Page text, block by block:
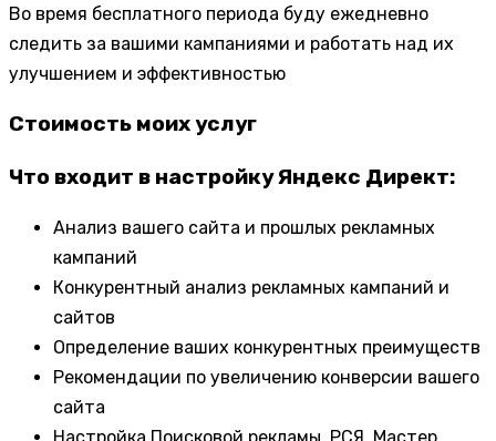
Во время бесплатного периода буду ежедневно
следить за вашими кампаниями и работать над их
улучшением и эффективностью
Стоимость моих услуг
Что входит в настройку Яндекс Директ:
Анализ вашего сайта и прошлых рекламных
кампаний
Конкурентный анализ рекламных кампаний и
сайтов
Определение ваших конкурентных преимуществ
Рекомендации по увеличению конверсии вашего
сайта